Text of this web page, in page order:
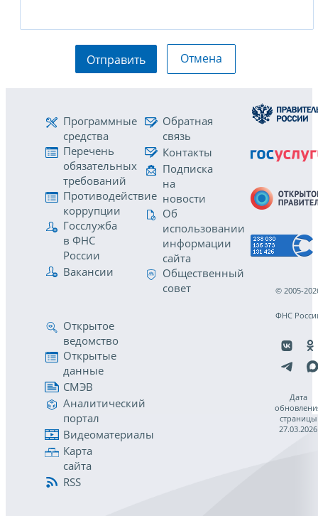
Отправить Отмена
Программные
средства
Перечень
обязательных
требований
Противодействие
коррупции
Госслужба
в ФНС
России
Вакансии
Обратная
связь
Контакты
Подписка
на
новости
Об
использовании
информации
сайта
Общественный
совет
Открытое
ведомство
Открытые
данные
СМЭВ
Аналитический
портал
Видеоматериалы
Карта
сайта
RSS
© 2005-
ФНС
Дата
страницы
27.03.2026